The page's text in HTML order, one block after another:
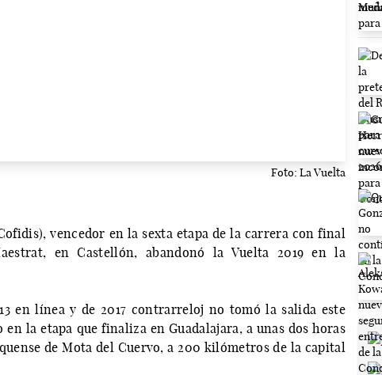
Foto: La Vuelta
vencedor en la sexta etapa de la carrera con final
en Castellón, abandonó la Vuelta 2019 en la
en línea y de 2017 contrarreloj no tomó la salida este
la etapa que finaliza en Guadalajara, a unas dos horas
de Mota del Cuervo, a 200 kilómetros de la capital